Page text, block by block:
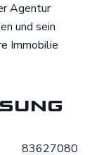
Agentur
und sein
Immobilie
83627080